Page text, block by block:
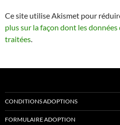
Ce site utilise Akismet pour
plus sur la façon dont les
traitées.
CONDITIONS ADOPTIONS
FORMULAIRE ADOPTION